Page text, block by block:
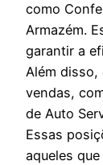
como
Armazém.
garantir a
Além disso,
vendas,
de Auto
Essas
aqueles